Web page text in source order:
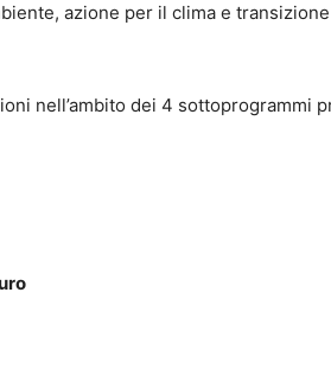
azione per il clima e
nell’ambito dei 4 sottoprogrammi